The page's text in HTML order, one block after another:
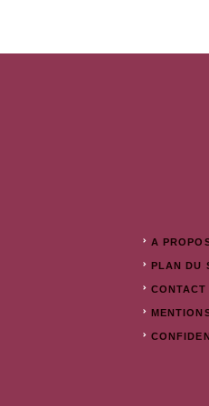
A
PLAN DU
CONTACT